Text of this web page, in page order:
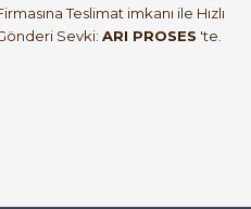
Teslimat imkanı ile Hızlı
Sevki: ARI PROSES 'te.